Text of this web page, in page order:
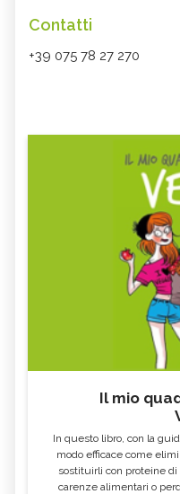
Contatti
+39 075 78 27 270
Il mio
In questo libro, con la
modo efficace come
sostituirli con proteine
carenze alimentari o